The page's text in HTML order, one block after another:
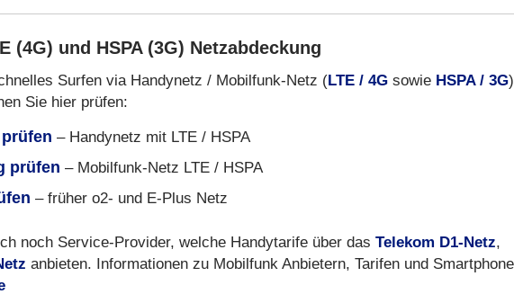
(4G) und HSPA (3G) Netzabdeckung
Surfen via Handynetz / Mobilfunk-Netz (LTE / 4G sowie HSPA / 3G
Sie hier prüfen:
– Handynetz mit LTE / HSPA
prüfen – Mobilfunk-Netz LTE / HSPA
– früher o2- und E-Plus Netz
noch Service-Provider, welche Handytarife über das Telekom D1-Netz,
anbieten. Informationen zu Mobilfunk Anbietern, Tarifen und